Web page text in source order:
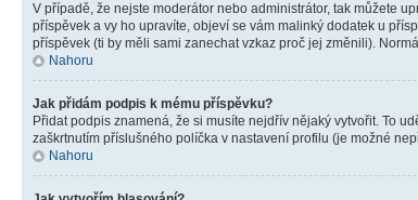
V případě, že nejste moderátor nebo administrátor, tak můžete
příspěvek a vy ho upravíte, objeví se vám malinký dodatek u
příspěvek (ti by měli sami zanechat vzkaz proč jej změnili).
Nahoru
Jak přidám podpis k mému příspěvku?
Přidat podpis znamená, že si musíte nejdřív nějaký vytvořit. To
zaškrtnutím příslušného políčka v nastavení profilu (je možné
Nahoru